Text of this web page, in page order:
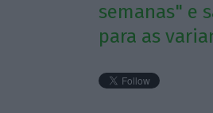
semanas" e
para as